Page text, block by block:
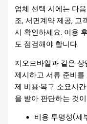
업체 선택 시에는 다
조, 서면계약 제공, 고
시 확인하세요. 이용
도 점검해야 합니다.
지오모바일과 같은
제시하고 서류 준비
제 비용·복구 소요시
을 받아 판단하는 것
비용 투명성(세